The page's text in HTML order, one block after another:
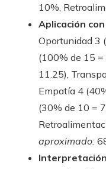
10%,
Aplicación
Oportunidad 3
(100% de 15 =
11.25),
Empatía 4
(30% de 10 =
aproximado: